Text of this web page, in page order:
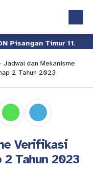
Timur 11.
Jadwal dan Mekanisme
2 Tahun 2023
Verifikasi
2 Tahun 2023